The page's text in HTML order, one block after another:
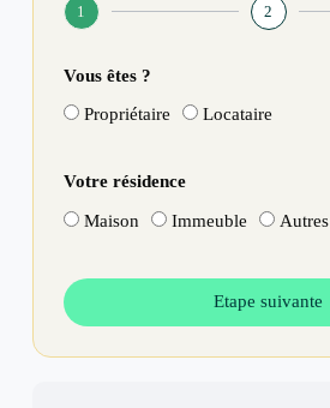
1 2
Vous êtes ?
Propriétaire Locataire
Votre résidence
Maison Immeuble Autres
Etape suivante